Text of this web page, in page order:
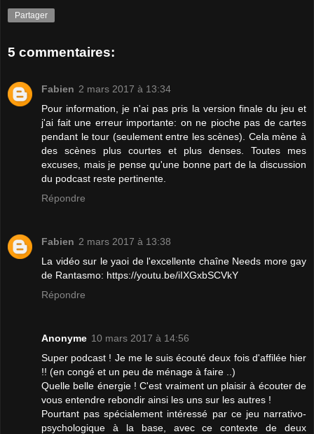
Partager
5 commentaires:
Fabien 2 mars 2017 à 13:34
Pour information, je n'ai pas pris la version finale du jeu et
j'ai fait une erreur importante: on ne pioche pas de cartes
pendant le tour (seulement entre les scènes). Cela mène à
des scènes plus courtes et plus denses. Toutes mes
excuses, mais je pense qu'une bonne part de la discussion
du podcast reste pertinente.
Répondre
Fabien 2 mars 2017 à 13:38
La vidéo sur le yaoi de l'excellente chaîne Needs more gay
de Rantasmo: https://youtu.be/iIXGxbSCVkY
Répondre
Anonyme 10 mars 2017 à 14:56
Super podcast ! Je me le suis écouté deux fois d'affilée hier
!! (en congé et un peu de ménage à faire ..)
Quelle belle énergie ! C'est vraiment un plaisir à écouter de
vous entendre rebondir ainsi les uns sur les autres !
Pourtant pas spécialement intéressé par ce jeu narrativo-
psychologique à la base, avec ce contexte de deux